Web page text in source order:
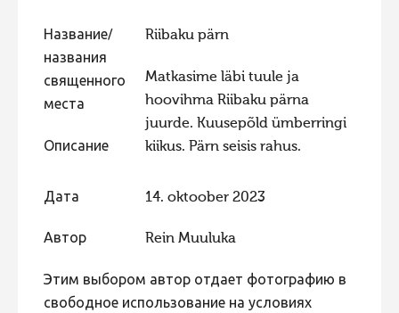
Фотоконкурс 2014
Фотоконкурс 2013
Фотоконкурс 2012
Фотоконкурс 2011
Фотоконкурс 2008
Название/
названия
священного
места
Riibaku pärn
Описание
Matkasime läbi tuule ja
hoovihma Riibaku pärna
juurde. Kuusepõld ümberringi
kiikus. Pärn seisis rahus.
Дата 14. oktoober 2023
Автор Rein Muuluka
Этим выбором автор отдает фотографию в
свободное использование на условиях